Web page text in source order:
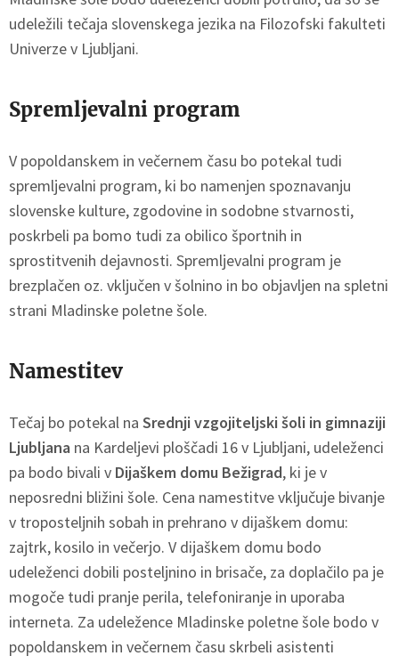
udeležili tečaja slovenskega jezika na Filozofski fakulteti
Univerze v Ljubljani.
Spremljevalni program
V popoldanskem in večernem času bo potekal tudi
spremljevalni program, ki bo namenjen spoznavanju
slovenske kulture, zgodovine in sodobne stvarnosti,
poskrbeli pa bomo tudi za obilico športnih in
sprostitvenih dejavnosti. Spremljevalni program je
brezplačen oz. vključen v šolnino in bo objavljen na spletni
strani Mladinske poletne šole.
Namestitev
Tečaj bo potekal na Srednji vzgojiteljski šoli in gimnaziji
Ljubljana na Kardeljevi ploščadi 16 v Ljubljani, udeleženci
pa bodo bivali v Dijaškem domu Bežigrad, ki je v
neposredni bližini šole. Cena namestitve vključuje bivanje
v troposteljnih sobah in prehrano v dijaškem domu:
zajtrk, kosilo in večerjo. V dijaškem domu bodo
udeleženci dobili posteljnino in brisače, za doplačilo pa je
mogoče tudi pranje perila, telefoniranje in uporaba
interneta. Za udeležence Mladinske poletne šole bodo v
popoldanskem in večernem času skrbeli asistenti